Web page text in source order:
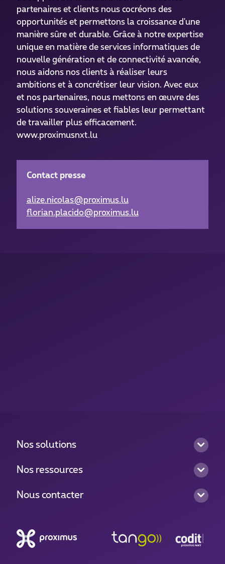
partenaires et clients nous cocréons des
opportunités et permettons la croissance d'une
manière sûre et durable. Grâce à notre expertise
unique en matière de services informatiques de
nouvelle génération et de connectivité avancée,
nous aidons nos clients à réaliser leurs
ambitions et à concrétiser leur vision. Avec eux
et nos partenaires, nous mettons en œuvre des
solutions souveraines et fiables leur permettant
de travailler plus efficacement.
www.proximusnxt.lu
Contact presse
alize.nicolas@proximus.lu
florian.placido@proximus.lu
Nos solutions
Nos ressources
Nous contacter